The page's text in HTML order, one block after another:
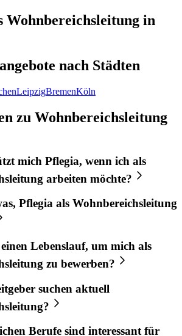
Wohnbereichsleitung in
nach Städten
LeipzigBremenKöln
zu Wohnbereichsleitung
mich Pflegia, wenn ich als
arbeiten möchte?
Pflegia als Wohnbereichsleitung
Lebenslauf, um mich als
zu bewerben?
suchen aktuell
?
Berufe sind interessant für